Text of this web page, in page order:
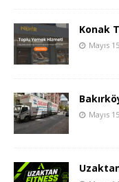
Konak
Mayıs
Mayıs